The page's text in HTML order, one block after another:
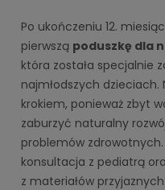
Po ukończeniu 12.
pierwszą poduszkę dla
która została specjalnie
najmłodszych dzieciach.
krokiem, ponieważ zbyt
zaburzyć naturalny
problemów
konsultacja z pediatrą
z materiałów